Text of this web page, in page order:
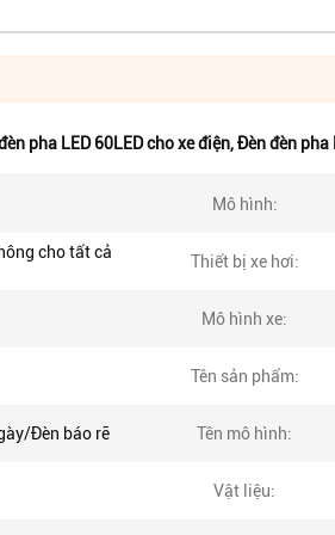
pha LED 60LED cho xe điện,Đèn đèn pha
Mô hình:
cho tất cả
Thiết bị xe hơi:
Mô hình xe:
Tên sản phẩm:
Đèn báo rẽ Tên mô hình:
Vật liệu: